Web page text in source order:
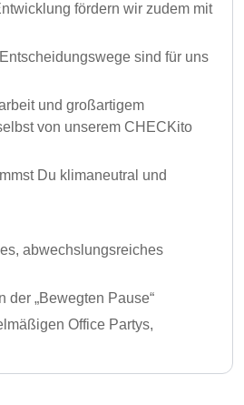
fördern wir zudem mit
sind für uns
und großartigem
von unserem CHECKito
Du klimaneutral und
abwechslungsreiches
„Bewegten Pause“
Office Partys,